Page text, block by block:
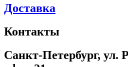
Доставка
Контакты
Санкт-Петербург, ул.